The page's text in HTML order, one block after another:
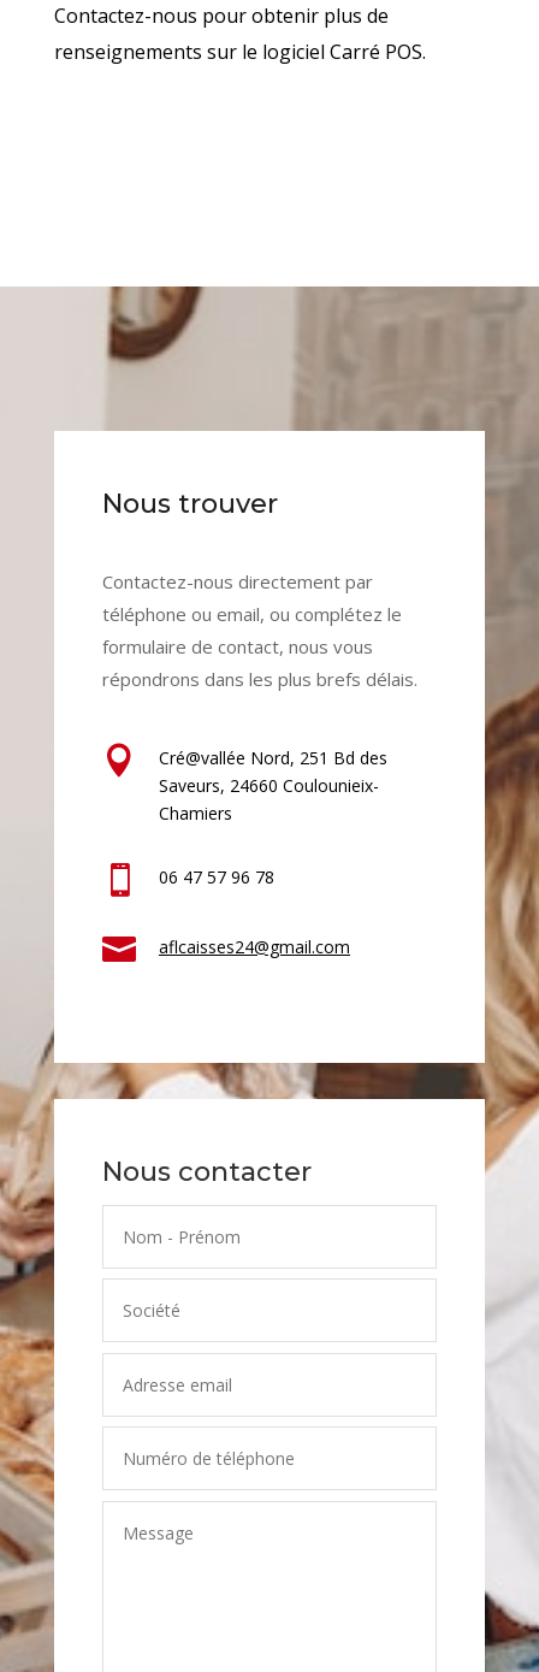
Contactez-nous pour obtenir plus de
renseignements sur le logiciel Carré POS.
Nous trouver
Contactez-nous directement par
téléphone ou email, ou complétez le
formulaire de contact, nous vous
répondrons dans les plus brefs délais.

Cré@vallée Nord, 251 Bd des
Saveurs, 24660 Coulounieix-
Chamiers
 06 47 57 96 78
 aflcaisses24@gmail.com
Nous contacter